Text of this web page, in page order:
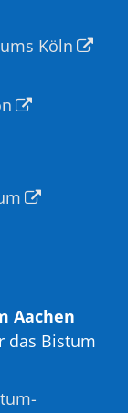
Köln
Aachen
das Bistum